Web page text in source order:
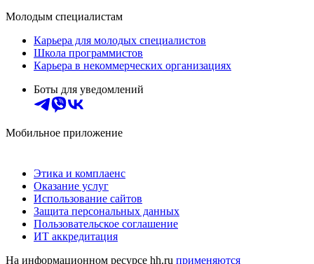
Молодым специалистам
Карьера для молодых специалистов
Школа программистов
Карьера в некоммерческих организациях
Боты для уведомлений
Мобильное приложение
Этика и комплаенс
Оказание услуг
Использование сайтов
Защита персональных данных
Пользовательское соглашение
ИТ аккредитация
На информационном ресурсе hh.ru применяются